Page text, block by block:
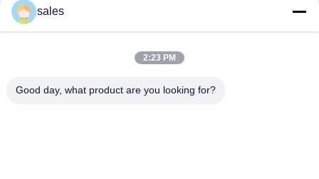
झील-अनुकूल फोम पूल फ्लोटर्स आसानी से स्टोर और आराम के लिए फोल्डेबल
लेक हॉलिडे में परम विश्राम अनुभव के लिए ज़रूरी फ्लोटिंग फोम पूल लाउंजर
sales
2:23 PM
Good day, what product are you looking for?